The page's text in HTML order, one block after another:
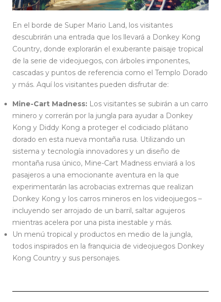
En el borde de Super Mario Land, los visitantes
descubrirán una entrada que los llevará a Donkey Kong
Country, donde explorarán el exuberante paisaje tropical
de la serie de videojuegos, con árboles imponentes,
cascadas y puntos de referencia como el Templo Dorado
y más. Aquí los visitantes pueden disfrutar de:
Mine-Cart Madness: Los visitantes se subirán a un carro
minero y correrán por la jungla para ayudar a Donkey
Kong y Diddy Kong a proteger el codiciado plátano
dorado en esta nueva montaña rusa. Utilizando un
sistema y tecnología innovadores y un diseño de
montaña rusa único, Mine-Cart Madness enviará a los
pasajeros a una emocionante aventura en la que
experimentarán las acrobacias extremas que realizan
Donkey Kong y los carros mineros en los videojuegos –
incluyendo ser arrojado de un barril, saltar agujeros
mientras acelera por una pista inestable y más.
Un menú tropical y productos en medio de la jungla,
todos inspirados en la franquicia de videojuegos Donkey
Kong Country y sus personajes.